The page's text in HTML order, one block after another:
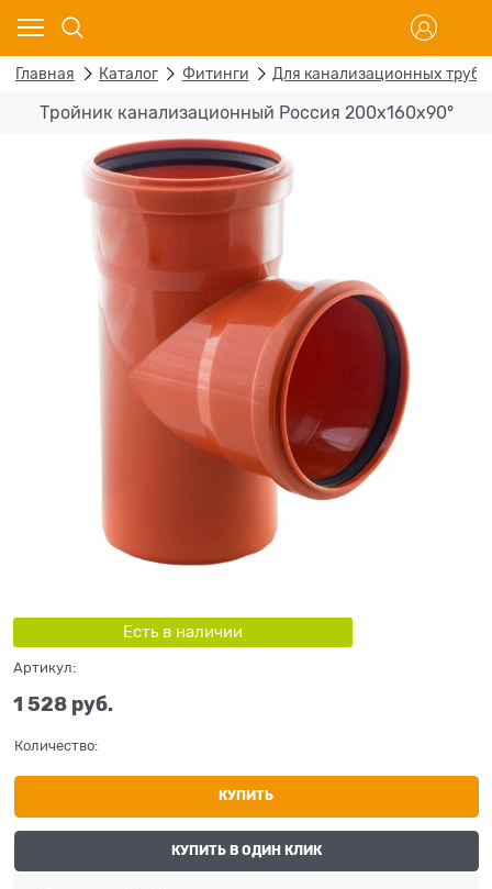
Главная Каталог Фитинги Для канализационных труб
Тройник канализационный Россия 200х160х90°
Есть в наличии
Артикул:
1 528 руб.
Количество:
КУПИТЬ
КУПИТЬ В ОДИН КЛИК